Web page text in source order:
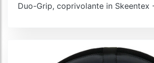
Duo-Grip, coprivolante in Skeentex